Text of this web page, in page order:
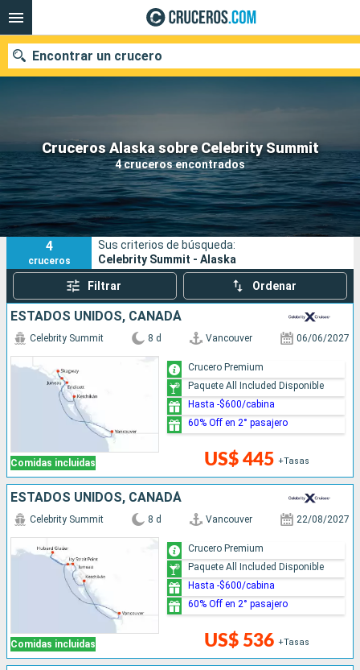
Cruceros Alaska sobre Celebrity Summit
4 cruceros encontrados
Encontrar un crucero
Nuestros destinos
Fecha de salida
Puertos Compañías
Buscar
4
cruceros
Sus criterios de búsqueda:
Celebrity Summit - Alaska
Filtrar Ordenar
ESTADOS UNIDOS, CANADÁ
Comidas incluidas
Celebrity Summit 8 d Vancouver 06/06/2027
US$ 445 +Tasas
Crucero Premium
Paquete All Included Disponible
Hasta -$600/cabina
60% Off en 2° pasajero
ESTADOS UNIDOS, CANADÁ
Comidas incluidas
Celebrity Summit 8 d Vancouver 22/08/2027
US$ 536 +Tasas
Crucero Premium
Paquete All Included Disponible
Hasta -$600/cabina
60% Off en 2° pasajero